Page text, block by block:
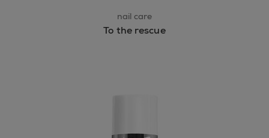
nail care
To the rescue